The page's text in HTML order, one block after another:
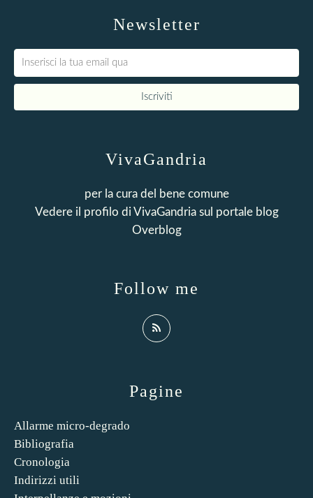
Newsletter
Pagine
Allarme micro-degrado
Bibliografia
Cronologia
Indirizzi utili
VivaGandria
per la cura del bene comune
Vedere il profilo di VivaGandriasul portale blog
Overblog
Follow me